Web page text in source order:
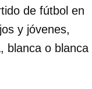
de fútbol en
y jóvenes,
blanca o blanca